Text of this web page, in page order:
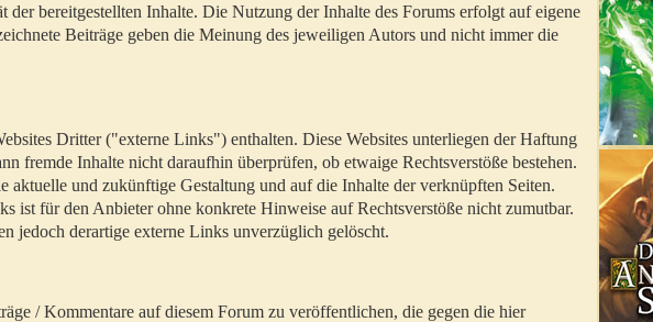
bereitgestellten Inhalte. Die Nutzung der Inhalte des Forums erfolgt auf eigene
Beiträge geben die Meinung des jeweiligen Autors und nicht immer die
Dritter ("externe Links") enthalten. Diese Websites unterliegen der Haftung
fremde Inhalte nicht daraufhin überprüfen, ob etwaige Rechtsverstöße bestehen.
aktuelle und zukünftige Gestaltung und auf die Inhalte der verknüpften Seiten.
ist für den Anbieter ohne konkrete Hinweise auf Rechtsverstöße nicht zumutbar.
jedoch derartige externe Links unverzüglich gelöscht.
/ Kommentare auf diesem Forum zu veröffentlichen, die gegen die hier